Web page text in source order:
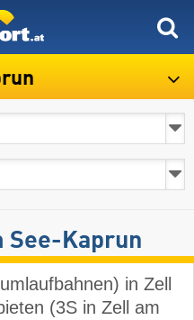
See-Kaprun
in Zell
(3S in Zell am